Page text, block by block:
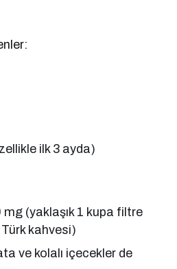
ilk 3 ayda)
(yaklaşık 1 kupa filtre
kahvesi)
ve kolalı içecekler de